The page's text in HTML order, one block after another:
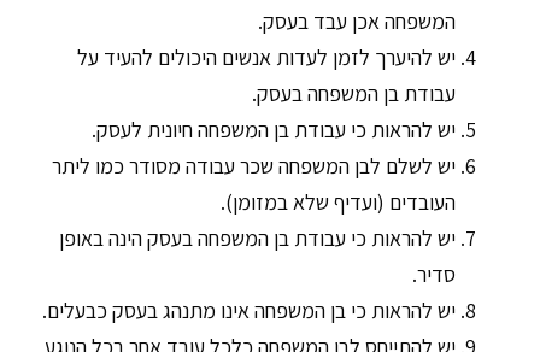
המשפחה אכן עבד בעסק.
יש להיערך לזמן לעדות אנשים היכולים להעיד על
עבודת בן המשפחה בעסק.
יש להראות כי עבודת בן המשפחה חיונית לעסק.
יש לשלם לבן המשפחה שכר עבודה מסודר כמו ליתר
העובדים (ועדיף שלא במזומן).
יש להראות כי עבודת בן המשפחה בעסק הינה באופן
סדיר.
יש להראות כי בן המשפחה אינו מתנהג בעסק כבעלים.